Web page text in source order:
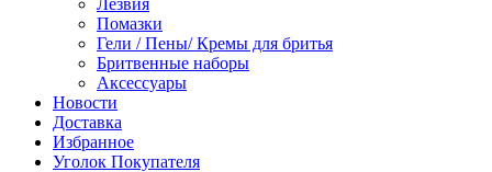
Лезвия
Помазки
Гели / Пены/ Кремы для бритья
Бритвенные наборы
Аксессуары
Новости
Доставка
Избранное
Уголок Покупателя